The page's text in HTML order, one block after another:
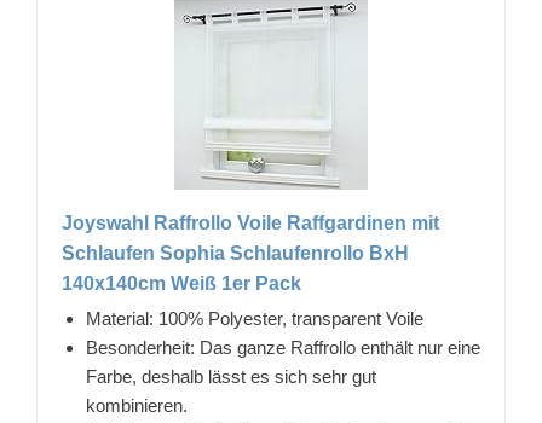
Joyswahl Raffrollo Voile Raffgardinen mit
Schlaufen Sophia Schlaufenrollo BxH
140x140cm Weiß 1er Pack
Material: 100% Polyester, transparent Voile
Besonderheit: Das ganze Raffrollo enthält nur eine
Farbe, deshalb lässt es sich sehr gut
kombinieren.